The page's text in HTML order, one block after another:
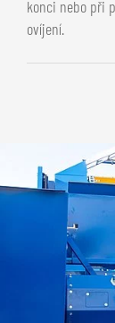
konci nebo při
ovíjení.